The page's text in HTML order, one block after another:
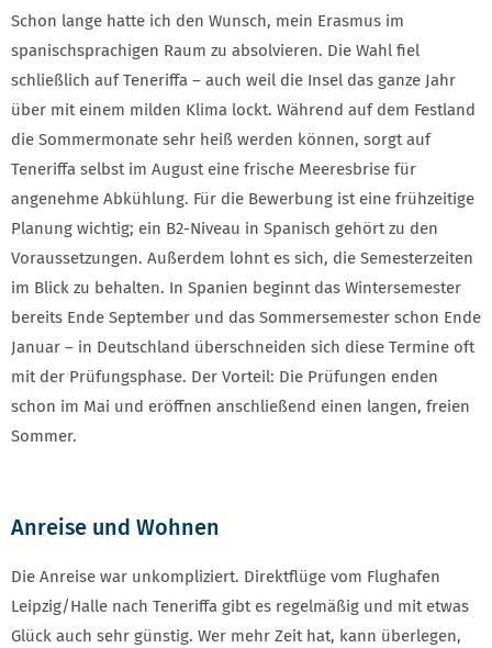
Schon lange hatte ich den Wunsch, mein Erasmus im
spanischsprachigen Raum zu absolvieren. Die Wahl fiel
schließlich auf Teneriffa – auch weil die Insel das ganze Jahr
über mit einem milden Klima lockt. Während auf dem Festland
die Sommermonate sehr heiß werden können, sorgt auf
Teneriffa selbst im August eine frische Meeresbrise für
angenehme Abkühlung. Für die Bewerbung ist eine frühzeitige
Planung wichtig; ein B2-Niveau in Spanisch gehört zu den
Voraussetzungen. Außerdem lohnt es sich, die Semesterzeiten
im Blick zu behalten. In Spanien beginnt das Wintersemester
bereits Ende September und das Sommersemester schon Ende
Januar – in Deutschland überschneiden sich diese Termine oft
mit der Prüfungsphase. Der Vorteil: Die Prüfungen enden
schon im Mai und eröffnen anschließend einen langen, freien
Sommer.
Anreise und Wohnen
Die Anreise war unkompliziert. Direktflüge vom Flughafen
Leipzig/Halle nach Teneriffa gibt es regelmäßig und mit etwas
Glück auch sehr günstig. Wer mehr Zeit hat, kann überlegen,